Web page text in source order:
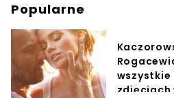
Popularne
wszystkie
zdjęciach